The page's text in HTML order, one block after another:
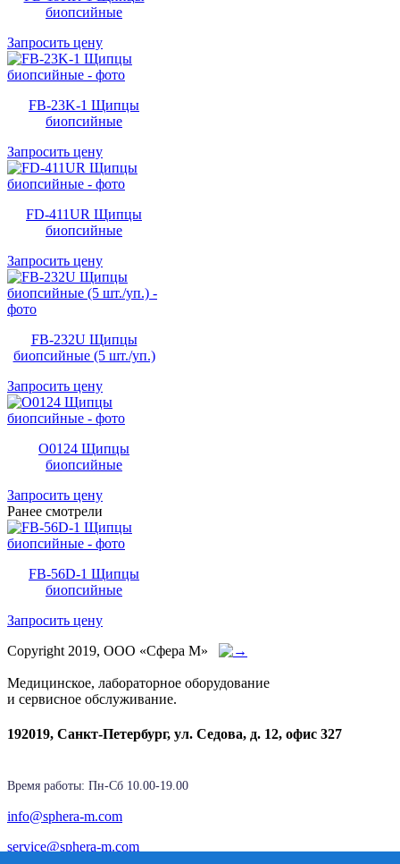
биопсийные
Запросить цену
FB-23K-1 Щипцы
биопсийные
Запросить цену
FD-411UR Щипцы
биопсийные
Запросить цену
FB-232U Щипцы
биопсийные (5 шт./уп.)
Запросить цену
O0124 Щипцы
биопсийные
Запросить цену
Ранее смотрели
FB-56D-1 Щипцы
биопсийные
Запросить цену
Copyright 2019, ООО «Сфера М»
Медицинское, лабораторное оборудование
и сервисное обслуживание.
192019, Санкт-Петербург, ул. Седова, д. 12, офис 327
Время работы: Пн-Cб 10.00-19.00
info@sphera-m.com
service@sphera-m.com